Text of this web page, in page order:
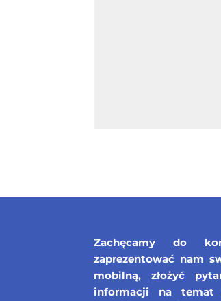
Zachęcamy do
zaprezentować nam
mobilną, złożyć
informacji na temat